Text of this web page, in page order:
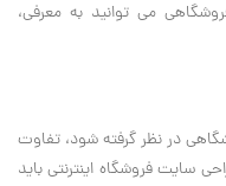
می توانید به معرفی،
در نظر گرفته شود، تفاوت
سایت فروشگاه اینترنتی باید